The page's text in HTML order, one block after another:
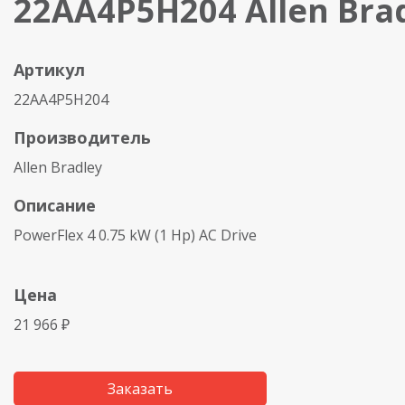
22AA4P5H204 Allen
Артикул
22AA4P5H204
Производитель
Allen Bradley
Описание
PowerFlex 4 0.75 kW (1 Hp) AC Drive
Цена
21 966 ₽
Заказать